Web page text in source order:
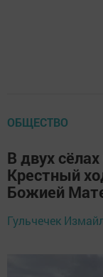
ОБЩЕСТВО
В двух
Крестный
Божией
Гульчечек